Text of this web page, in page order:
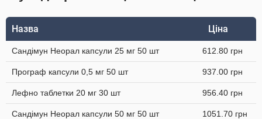
Назва Ціна
Сандімун Неорал капсули 25 мг 50 шт 612.80 грн
Програф капсули 0,5 мг 50 шт 937.00 грн
Лефно таблетки 20 мг 30 шт 956.40 грн
Сандімун Неорал капсули 50 мг 50 шт 1051.70 грн